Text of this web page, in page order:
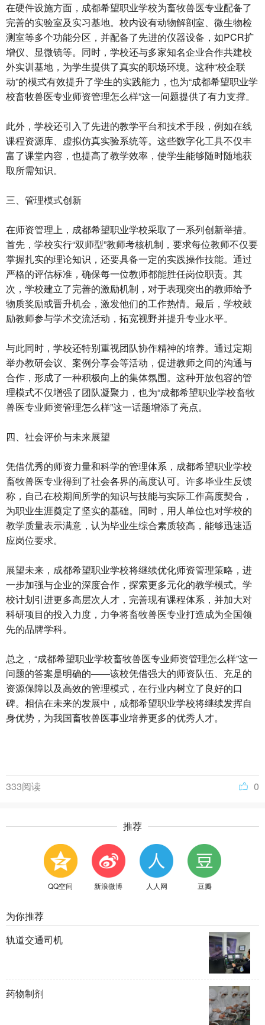
在硬件设施方面， 成都希望职业学校为畜牧兽医专业配备了
完善的实验室及实习基地。校内设有动物解剖室、微生物检
测室等多个功能分区，并配备了先进的仪器设备，如PCR扩
增仪、显微镜等。同时，学校还与多家知名企业合作共建校
外实训基地，为学生提供了真实的职场环境。这种“校企联
动”的模式有效提升了学生的实践能力，也为“成都希望职业学
校畜牧兽医专业师资管理怎么样”这一问题提供了有力支撑。
此外，学校还引入了先进的教学平台和技术手段，例如在线
课程资源库、虚拟仿真实验系统等。这些数字化工具不仅丰
富了课堂内容，也提高了教学效率，使学生能够随时随地获
取所需知识。
三、管理模式创新
在师资管理上，成都希望职业学校采取了一系列创新举措。
首先，学校实行“双师型”教师考核机制，要求每位教师不仅要
掌握扎实的理论知识，还要具备一定的实践操作技能。通过
严格的评估标准，确保每一位教师都能胜任岗位职责。其
次，学校建立了完善的激励机制，对于表现突出的教师给予
物质奖励或晋升机会，激发他们的工作热情。最后，学校鼓
励教师参与学术交流活动，拓宽视野并提升专业水平。
与此同时，学校还特别重视团队协作精神的培养。通过定期
举办教研会议、案例分享会等活动，促进教师之间的沟通与
合作，形成了一种积极向上的集体氛围。这种开放包容的管
理模式不仅增强了团队凝聚力，也为“成都希望职业学校畜牧
兽医专业师资管理怎么样”这一话题增添了亮点。
四、社会评价与未来展望
凭借优秀的师资力量和科学的管理体系，成都希望职业学校
畜牧兽医专业得到了社会各界的高度认可。许多毕业生反馈
称，自己在校期间所学的知识与技能与实际工作高度契合，
为职业生涯奠定了坚实的基础。同时，用人单位也对学校的
教学质量表示满意，认为毕业生综合素质较高，能够迅速适
应岗位要求。
展望未来，成都希望职业学校将继续优化师资管理策略，进
一步加强与企业的深度合作，探索更多元化的教学模式。学
校计划引进更多高层次人才，完善现有课程体系，并加大对
科研项目的投入力度，力争将畜牧兽医专业打造成为全国领
先的品牌学科。
总之，“成都希望职业学校畜牧兽医专业师资管理怎么样”这一
问题的答案是明确的——该校凭借强大的师资队伍、充足的
资源保障以及高效的管理模式，在行业内树立了良好的口
碑。相信在未来的发展中，成都希望职业学校将继续发挥自
身优势，为我国畜牧兽医事业培养更多的优秀人才。
0
333阅读
推荐
QQ空间 新浪微博 人人网 豆瓣
为你推荐
轨道交通司机
药物制剂